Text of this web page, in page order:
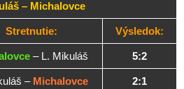
– Michalovce
Stretnutie: Výsledok:
– L. Mikuláš 5:2
– Michalovce 2:1